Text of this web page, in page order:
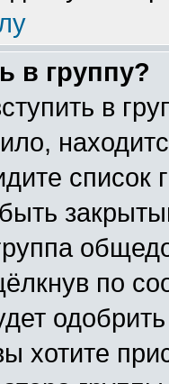
в группу?
в
список
по
хотите